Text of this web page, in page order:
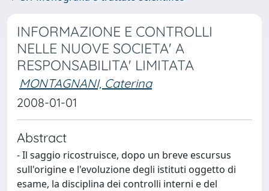
INFORMAZIONE E CONTROLLI
NELLE NUOVE SOCIETA' A
RESPONSABILITA' LIMITATA
MONTAGNANI, Caterina
2008-01-01
Abstract
- Il saggio ricostruisce, dopo un breve escursus
sull'origine e l'evoluzione degli istituti oggetto di
esame, la disciplina dei controlli interni e del